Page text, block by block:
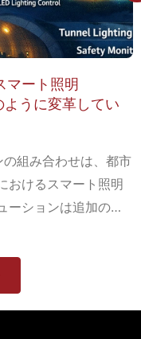
照明データをイン
コスト削減とスマ
スマート照明システ
ロジェクトにおける
現、安全性向上の方